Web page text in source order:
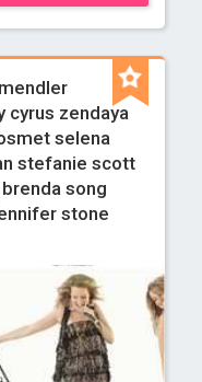
cyrus zendaya
selena
stefanie scott
song
stone